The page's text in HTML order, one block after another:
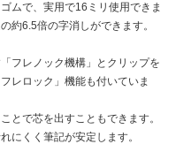
ムで、実用で16ミリ使用できま
約6.5倍の字消しができます。
フレノック機構」とクリップを
レロック」機能も付いていま
とで芯を出すこともできます。
にくく筆記が安定します。